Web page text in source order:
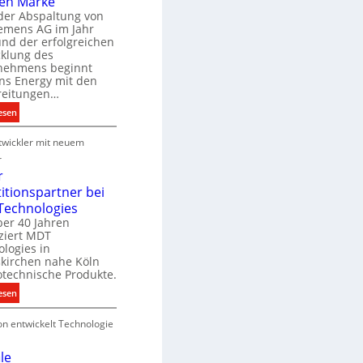
ek
Abspaltung von
AG im Jahr
der erfolgreichen
des
beginnt
Energy mit den
:
S
i
e
n
s
E
n
e
r
g
y
w
mit neuem
bei
40 Jahren
MDT
in
nahe Köln
Produkte.
:
N
e
entwickelt Technologie